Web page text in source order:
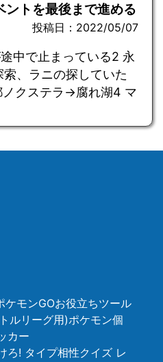
ントを最後まで進める
投稿日：2022/05/07
中で止まっている2 永
、ラニの探していた
クステラ→腐れ湖4 マ
モンGOお役立ちツール
ルリーグ用)ポケモン個
カー
ろ! タイプ相性クイズ レ